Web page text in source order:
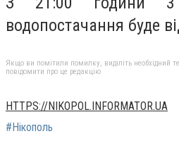
водопостачання буде
Якщо ви помітили помилку, виділіть необхідний
повідомити про це редакцію
HTTPS://NIKOPOL.INFORMATOR.UA
#Нікополь